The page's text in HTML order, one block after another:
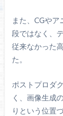
また、CGや
段ではなく、
従来なかった
た。
ポストプロダ
く、画像生成
りという位置